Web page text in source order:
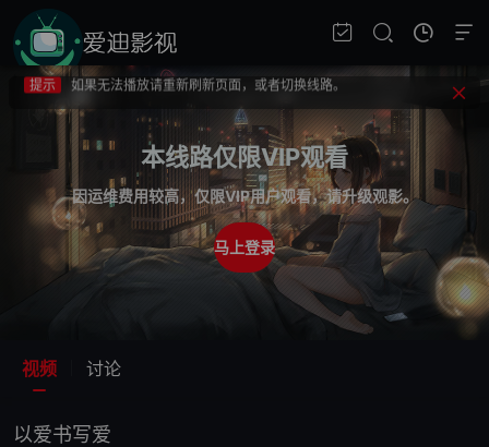
提示
提示
如果无法播放请重新刷新页面，或者切换线路。
提示
视频载入速度跟网速有关，请耐心等待几秒钟。
不要轻易相信视频中的广告，谨防上当受骗!
本线路仅限VIP观看
因运维费用较高，仅限VIP用户观看，请升级观影。
马上登录
视频 讨论
以爱书写爱